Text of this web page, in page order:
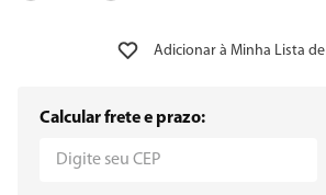
Calcular frete e prazo: